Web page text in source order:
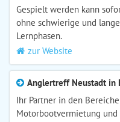
Gespielt werden kann
ohne schwierige und lange
Lernphasen.
zur Website
Anglertreff Neustadt in
Ihr Partner in den
Motorbootvermietung und